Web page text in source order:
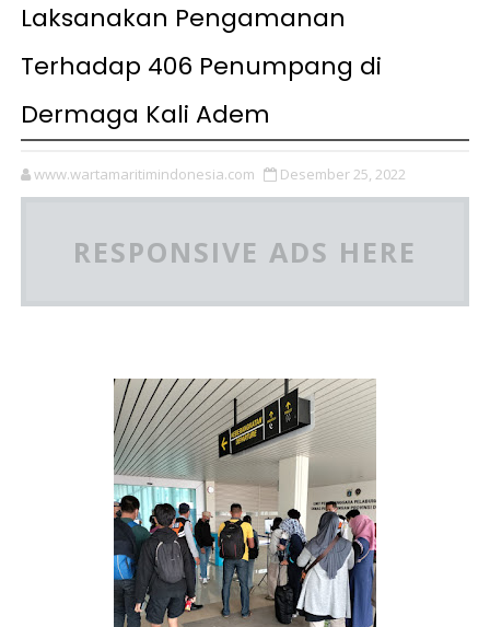
Laksanakan Pengamanan
Terhadap 406 Penumpang di
Dermaga Kali Adem
www.wartamaritimindonesia.com Desember 25, 2022
RESPONSIVE ADS HERE